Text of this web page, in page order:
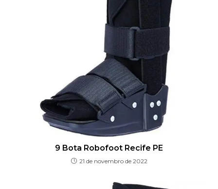
9 Bota Robofoot Recife PE
21 de novembro de 2022